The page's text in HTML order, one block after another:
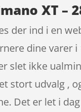
XT –
der ind i en
dine varer
slet ikke
stort udvalg ,
Det er let i